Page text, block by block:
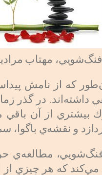
فنگ‌شويي، مهتاب
كه از نامش
داشته‌اند. در گذر
بيشتري از آن
و نقشه‌ي باگوا،
‌مطالعه‌ي
مي‌كند كه هر چيزي